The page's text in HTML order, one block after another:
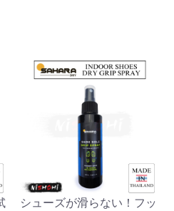
シューズが滑らない！フッ